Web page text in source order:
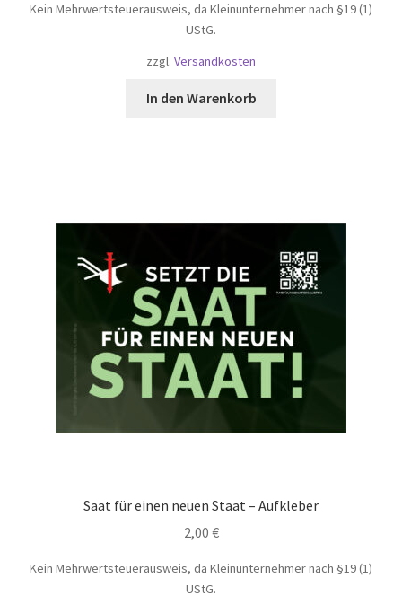
Kein Mehrwertsteuerausweis, da Kleinunternehmer nach §19 (1)
UStG.
zzgl. Versandkosten
In den Warenkorb
Saat für einen neuen Staat – Aufkleber
2,00 €
Kein Mehrwertsteuerausweis, da Kleinunternehmer nach §19 (1)
UStG.